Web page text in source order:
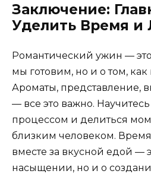
Заключение:
Уделить Время и
Романтический ужин — это
мы готовим, но и о том,
Ароматы, представление,
— все это важно.
процессом и делиться
близким человеком.
вместе за вкусной едой —
насыщении, но и о